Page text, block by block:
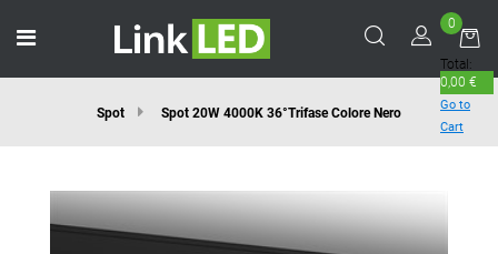
0
Total:
0,00 €
Go to
Cart
Spot Spot 20W 4000K 36°Trifase Colore Nero